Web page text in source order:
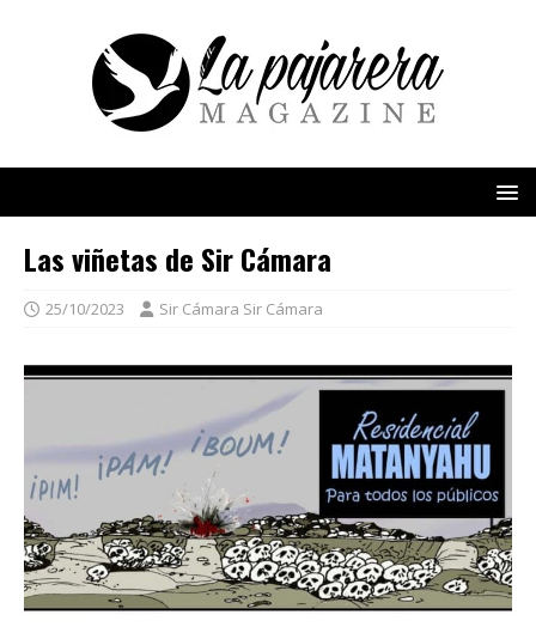
Las viñetas de Sir Cámara
25/10/2023 Sir Cámara Sir Cámara